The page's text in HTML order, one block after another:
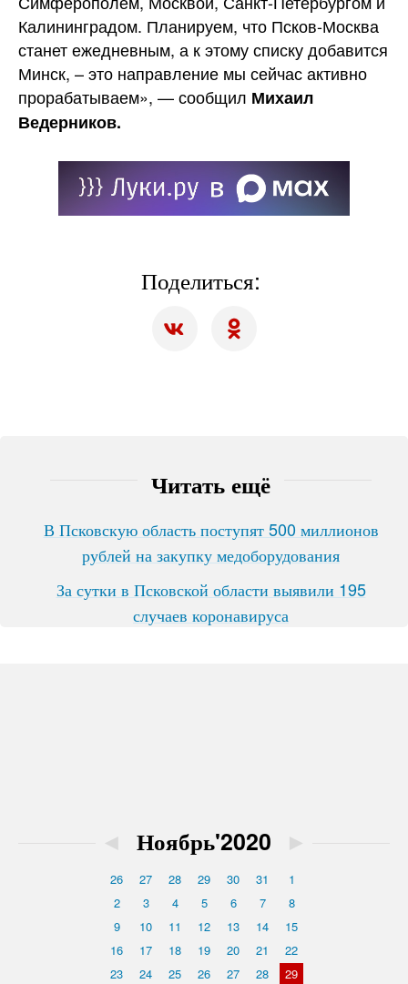
Калининградом. Планируем, что Псков-Москва
станет ежедневным, а к этому списку добавится
Минск, – это направление мы сейчас активно
прорабатываем», — сообщил Михаил
Ведерников.
Поделиться:
Читать ещё
В Псковскую область поступят 500 миллионов
рублей на закупку медоборудования
За сутки в Псковской области выявили 195
случаев коронавируса
◄ Ноябрь'2020 ►
26 27 28 29 30 31
1
2
3 4 5 6 7
8
9
10 11 12 13 14
15
16
17 18 19 20 21
22
23
24 25 26 27 28
29